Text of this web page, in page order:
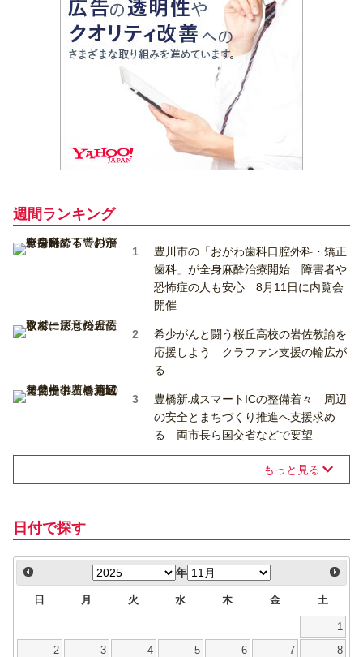
週間ランキング
豊川市の「おがわ歯科口腔外科・矯正
歯科」が全身麻酔治療開始 障害者や
恐怖症の人も安心 8月11日に内覧会
開催
希少がんと闘う桜丘高校の岩佐教諭を
応援しよう クラファン支援の輪広が
る
豊橋新城スマートICの整備着々 周辺
の安全とまちづくり推進へ支援求め
る 両市長ら国交省などで要望
もっと見る
日付で探す
年
日 月 火 水 木 金 土
1
2 3 4 5 6 7 8